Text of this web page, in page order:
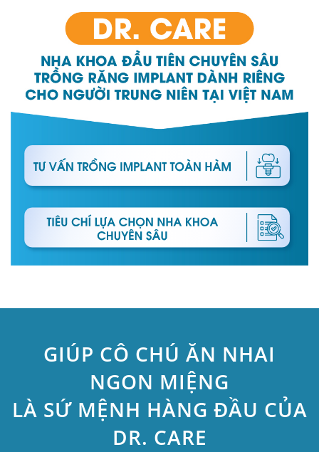
GIÚP CÔ CHÚ ĂN NHAI
NGON MIỆNG
LÀ SỨ MỆNH HÀNG ĐẦU CỦA
DR. CARE